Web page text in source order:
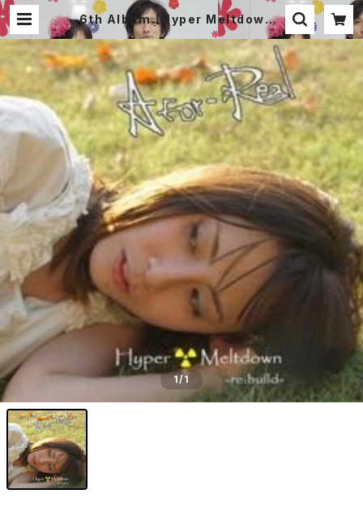
6th Album 【Hyper Meltdown -
re:build-】 | A for-Real オフィシ
ャル 通販サイト
1/1